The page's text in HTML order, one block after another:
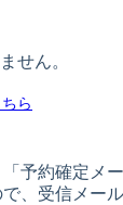
せん。
ら
予約確定メー
、受信メー